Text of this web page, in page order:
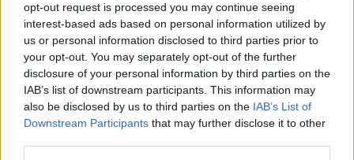
opt-out request is processed you may continue seeing
interest-based ads based on personal information utilized by
us or personal information disclosed to third parties prior to
your opt-out. You may separately opt-out of the further
disclosure of your personal information by third parties on the
IAB’s list of downstream participants. This information may
also be disclosed by us to third parties on the IAB’s List of
Downstream Participants that may further disclose it to other
bevonásával látványos formában mutatja be a mai magyar
építészet jelentős alakjának munkásságát, kiegészítve
irodája, tanítványai alkotásaival. A kiállítás helyszíne: A
Budapest Galéria Kiállítóháza - 1036 Lajos utca 158. A tárlat
megtekinthető: 2004. október 14. - november 14, hétfő
kivételével naponta 10 ? 18 óráig